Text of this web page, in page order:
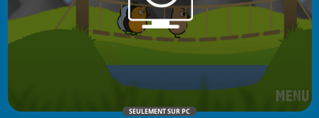
SEULEMENT SUR PC